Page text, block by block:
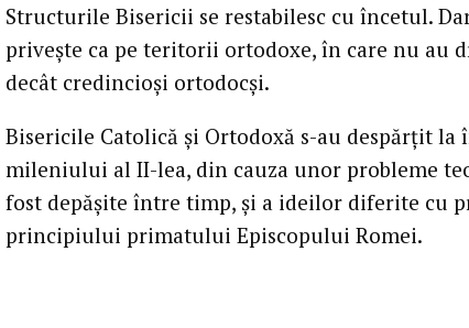
Structurile Bisericii se restabilesc cu încetul.
priveşte ca pe teritorii ortodoxe, în care nu au
decât credincioşi ortodocşi.
Bisericile Catolică şi Ortodoxă s-au despărţit la
mileniului al II-lea, din cauza unor probleme
fost depăşite între timp, şi a ideilor diferite cu
principiului primatului Episcopului Romei.